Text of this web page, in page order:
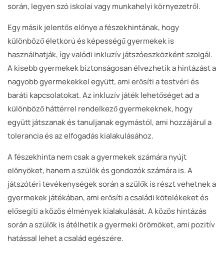
során, legyen szó iskolai vagy munkahelyi környezetről.
Egy másik jelentős előnye a fészekhintának, hogy
különböző életkorú és képességű gyermekek is
használhatják, így valódi inkluzív játszóeszközként szolgál.
A kisebb gyermekek biztonságosan élvezhetik a hintázást a
nagyobb gyermekekkel együtt, ami erősíti a testvéri és
baráti kapcsolatokat. Az inkluzív játék lehetőséget ad a
különböző háttérrel rendelkező gyermekeknek, hogy
együtt játszanak és tanuljanak egymástól, ami hozzájárul a
tolerancia és az elfogadás kialakulásához.
A fészekhinta nem csak a gyermekek számára nyújt
előnyöket, hanem a szülők és gondozók számára is. A
játszótéri tevékenységek során a szülők is részt vehetnek a
gyermekek játékában, ami erősíti a családi kötelékeket és
elősegíti a közös élmények kialakulását. A közös hintázás
során a szülők is átélhetik a gyermeki örömöket, ami pozitív
hatással lehet a család egészére.